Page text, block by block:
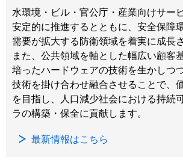
水環境・ビル・官公庁・産業向けサー
安定的に推進するとともに、安全保障
需要が拡大する防衛領域を着実に成長
また、公共領域を軸とした幅広い顧客
培ったハードウェアの技術を生かしつ
技術を掛け合わせ融合させることで、
を目指し、人口減少社会における持続
ラの構築・保全に貢献します。
最新情報はこちら